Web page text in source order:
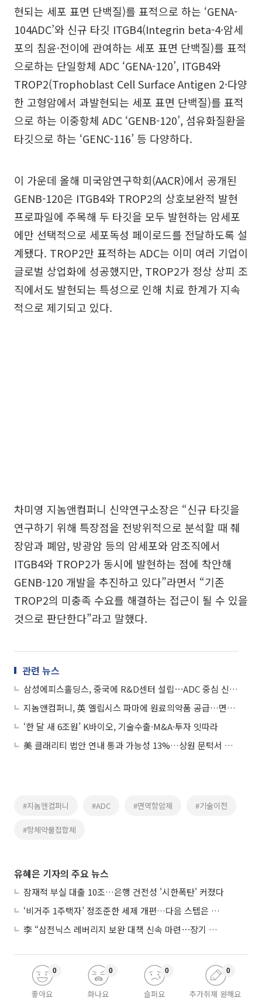
현되는 세포 표면 단백질)를 표적으로 하는 ‘GENA-
104ADC’와 신규 타깃 ITGB4(Integrin beta-4·암세
포의 침윤·전이에 관여하는 세포 표면 단백질)를 표적
으로하는 단일항체 ADC ‘GENA-120’, ITGB4와
TROP2(Trophoblast Cell Surface Antigen 2·다양
한 고형암에서 과발현되는 세포 표면 단백질)를 표적
으로 하는 이중항체 ADC ‘GENB-120’, 섬유화질환을
타깃으로 하는 ‘GENC-116’ 등 다양하다.
이 가운데 올해 미국암연구학회(AACR)에서 공개된
GENB-120은 ITGB4와 TROP2의 상호보완적 발현
프로파일에 주목해 두 타깃을 모두 발현하는 암세포
에만 선택적으로 세포독성 페이로드를 전달하도록 설
계됐다. TROP2만 표적하는 ADC는 이미 여러 기업이
글로벌 상업화에 성공했지만, TROP2가 정상 상피 조
직에서도 발현되는 특성으로 인해 치료 한계가 지속
적으로 제기되고 있다.
차미영 지놈앤컴퍼니 신약연구소장은 “신규 타깃을
연구하기 위해 특장점을 전방위적으로 분석할 때 췌
장암과 폐암, 방광암 등의 암세포와 암조직에서
ITGB4와 TROP2가 동시에 발현하는 점에 착안해
GENB-120 개발을 추진하고 있다”라면서 “기존
TROP2의 미충족 수요를 해결하는 접근이 될 수 있을
것으로 판단한다”라고 말했다.
관련 뉴스
삼성에피스홀딩스, 중국에 R&D센터 설립⋯ADC 중심 신약개발 역량 강화
지놈앤컴퍼니, 英 엘립시스 파마에 원료의약품 공급…면역항암제 임상 본격화
‘한 달 새 6조원’ K바이오, 기술수출·M&A·투자 잇따라
美 클래리티 법안 연내 통과 가능성 13%…상원 문턱서 제동
#지놈앤컴퍼니 #ADC #면역항암제 #기술이전
#항체약물접합체
유혜은 기자의 주요 뉴스
잠재적 부실 대출 10조…은행 건전성 '시한폭탄' 커졌다
‘비거주 1주택자’ 정조준한 세제 개편…다음 스텝은 금융 대책
李 “삼전닉스 레버리지 보완 대책 신속 마련⋯장기 채무 과감히 탕감”
좋아요
0
화나요
0
슬퍼요
0
추가취재 원해요
0